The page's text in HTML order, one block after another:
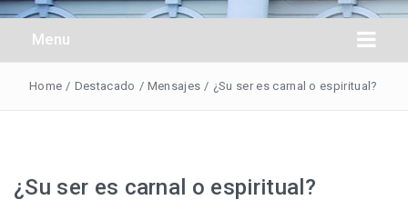
Obreros Universal
Menu
Home / Destacado / Mensajes / ¿Su ser es carnal o espiritual?
¿Su ser es carnal o espiritual?